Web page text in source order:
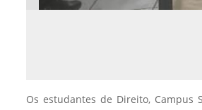
Os estudantes de Direito, Campus